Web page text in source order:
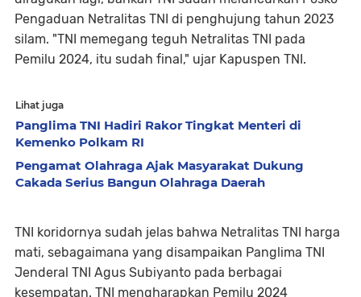
Pengaduan Netralitas TNI di penghujung tahun 2023
silam. "TNI memegang teguh Netralitas TNI pada
Pemilu 2024, itu sudah final," ujar Kapuspen TNI.
Lihat juga
Panglima TNI Hadiri Rakor Tingkat Menteri di
Kemenko Polkam RI
Pengamat Olahraga Ajak Masyarakat Dukung
Cakada Serius Bangun Olahraga Daerah
TNI koridornya sudah jelas bahwa Netralitas TNI harga
mati, sebagaimana yang disampaikan Panglima TNI
Jenderal TNI Agus Subiyanto pada berbagai
kesempatan. TNI mengharapkan Pemilu 2024